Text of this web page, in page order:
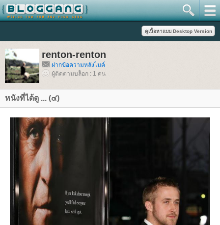
renton-renton
ฝากข้อความหลังไมค์
ผู้ติดตามบล็อก : 1 คน
หนังที่ได้ดู ... (๔)